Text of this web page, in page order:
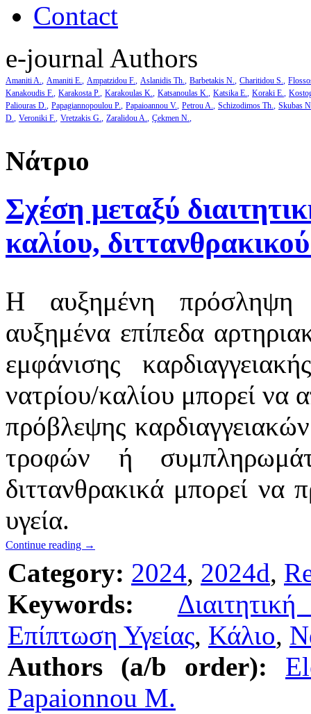
Contact
e-journal Authors
Amaniti A. Amaniti E. Ampatzidou F. Aslanidis Th. Barbetakis N. Charitidou S.
Kanakoudis F. Karakosta P. Karakoulas K. Katsanoulas K. Katsika E. Koraki E.
Paliouras D. Papagiannopoulou P. Papaioannou V. Petrou A. Schizodimos Th. Skubas
D. Veroniki F. Vretzakis G. Zaralidou A. Çekmen N.
Νάτριο
Σχέση μεταξύ
καλίου,
Η αυξημένη πρόσληψη
αυξημένα επίπεδα
εμφάνισης
νατρίου/καλίου μπορεί να
πρόβλεψης
τροφών ή
διττανθρακικά μπορεί να
υγεία.
Continue reading →
Category: 2024, 2024d,
Keywords:
Επίπτωση Υγείας, Κάλιο,
Authors (a/b order):
Papaionnou M.